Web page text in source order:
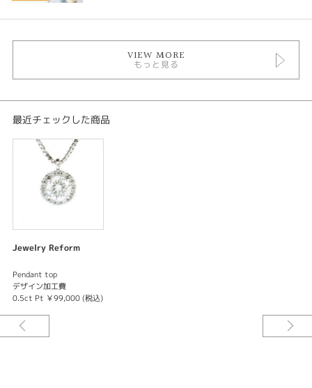
VIEW MORE
もっと見る
最近チェックした商品
Jewelry Reform
Pendant top
デザイン加工費
0.5ct Pt ￥99,000 (税込)